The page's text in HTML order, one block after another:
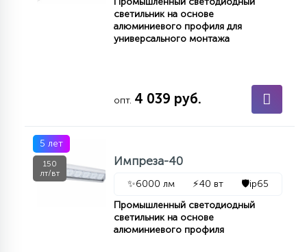
светильник на основе
алюминиевого профиля для
универсального монтажа
опт. 4 039 руб.
5 лет
150
лт/вт
Импреза-40
✨6000 лм ⚡40 вт 🛡️ip65
Промышленный светодиодный
светильник на основе
алюминиевого профиля